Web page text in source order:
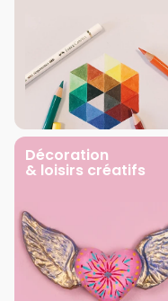
Décoration
& loisirs créatifs